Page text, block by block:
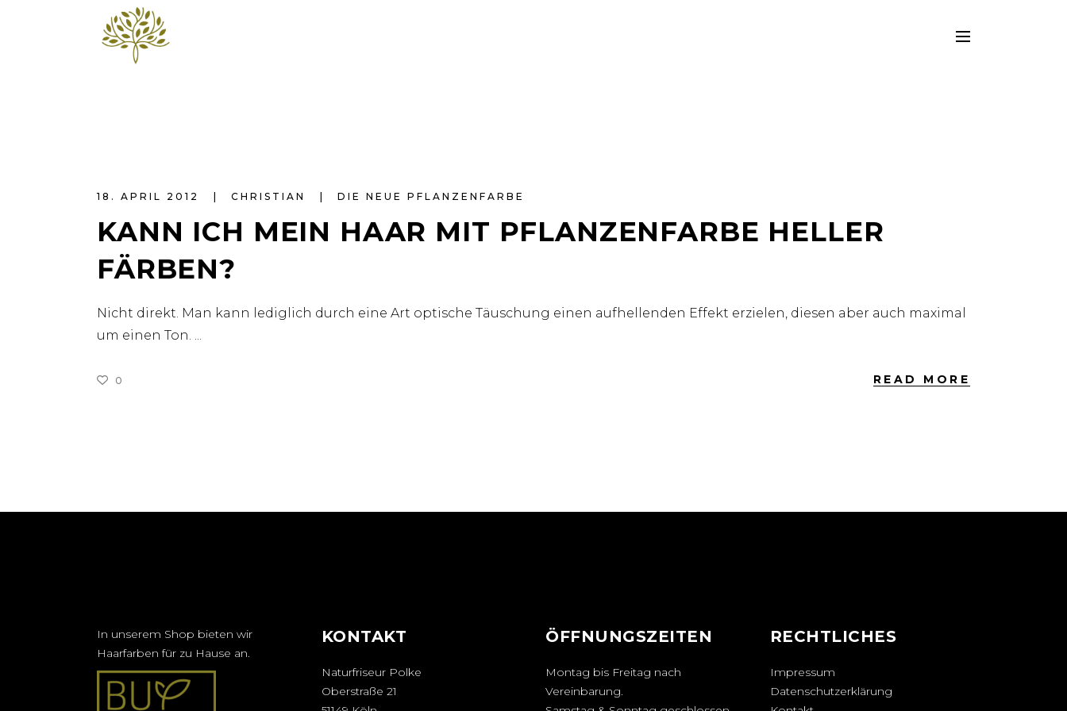
18. APRIL 2012 CHRISTIAN DIE NEUE PFLANZENFARBE
KANN ICH MEIN HAAR MIT PFLANZENFARBE HELLER
FÄRBEN?
Nicht direkt. Man kann lediglich durch eine Art optische Täuschung einen aufhellenden Effekt erzielen, diesen aber auch maximal
um einen Ton.
0 READ MORE
In unserem Shop bieten wir
Haarfarben für zu Hause an.
KONTAKT
Naturfriseur Polke
Oberstraße 21
ÖFFNUNGSZEITEN
Montag bis Freitag nach
Vereinbarung.
RECHTLICHES
Impressum
Datenschutzerklärung